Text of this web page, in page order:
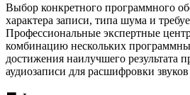
Выбор конкретного программного
характера записи, типа шума и
Профессиональные экспертные
комбинацию нескольких
достижения наилучшего результата
аудиозаписи для расшифровки звуков